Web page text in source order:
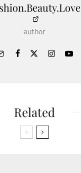
author
Related